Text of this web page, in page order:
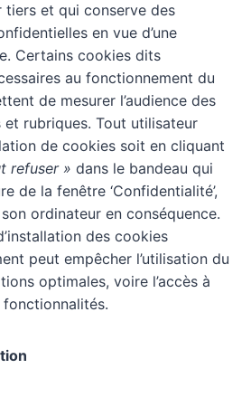
tiers et qui conserve des
en vue d’une
Certains cookies dits
au fonctionnement du
de mesurer l’audience des
rubriques. Tout utilisateur
de cookies soit en cliquant
refuser » dans le bandeau qui
de la fenêtre ‘Confidentialité’,
ordinateur en conséquence.
des cookies
peut empêcher l’utilisation du
optimales, voire l’accès à